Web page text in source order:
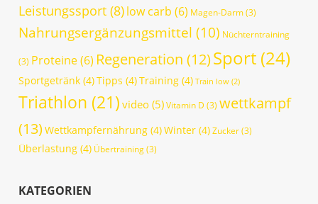
Leistungssport (8)low carb (6) Magen-Darm(3)
Nahrungsergänzungsmittel (10) Nüchterntraining
(3) Proteine(6) Regeneration (12)Sport (24)
Sportgetränk (4)Tipps (4)Training (4) Train low (2)
Triathlon (21) video (5)Vitamin D (3) wettkampf
(13)Wettkampfernährung (4)Winter (4)Zucker(3)
Überlastung (4) Übertraining(3)
KATEGORIEN